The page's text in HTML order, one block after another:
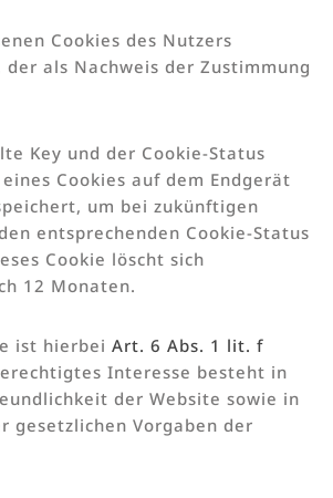
Cookies des Nutzers
der als Nachweis der Zustimmung
Key und der Cookie-Status
Cookies auf dem Endgerät
um bei zukünftigen
entsprechenden Cookie-Status
Cookie löscht sich
12 Monaten.
ist hierbei Art. 6 Abs. 1 lit. f
Interesse besteht in
der Website sowie in
gesetzlichen Vorgaben der